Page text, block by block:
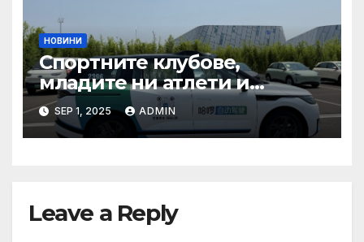
НОВИНИ
Спортните клубове,
младите ни атлети и
техните треньори имат
нужда от нашата подкрепа
и ние ще им я осигурим
SEP 1, 2025 ADMIN
Leave a Reply